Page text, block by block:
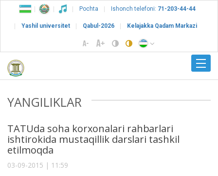
Pochta Ishonch telefoni: 71-203-44-44
Yashil universitet Qabul-2026 Kelajakka Qadam Markazi
YANGILIKLAR
TATUda soha korxonalari rahbarlari
ishtirokida mustaqillik darslari tashkil
etilmoqda
03-09-2015 | 11:59